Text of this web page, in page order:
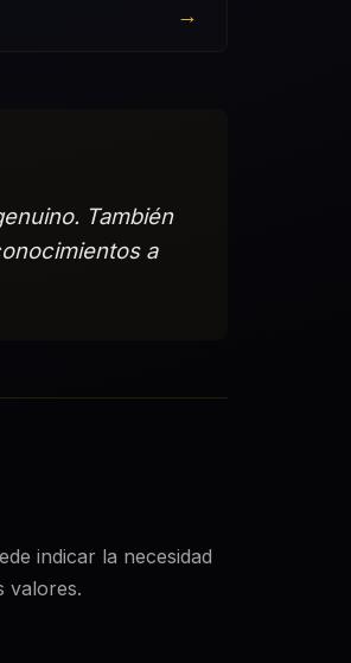
También
a
indicar la necesidad
valores.